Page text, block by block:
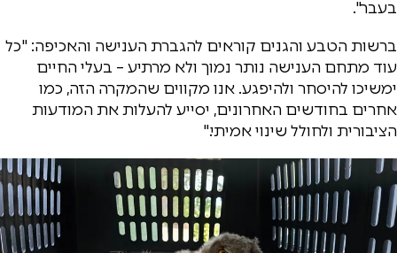
בעבר".
ברשות הטבע והגנים קוראים להגברת הענישה והאכיפה: "כל
עוד מתחם הענישה נותר נמוך ולא מרתיע – בעלי החיים
ימשיכו להיסחר ולהיפגע. אנו מקווים שהמקרה הזה, כמו
אחרים בחודשים האחרונים, יסייע להעלות את המודעות
הציבורית ולחולל שינוי אמיתי."